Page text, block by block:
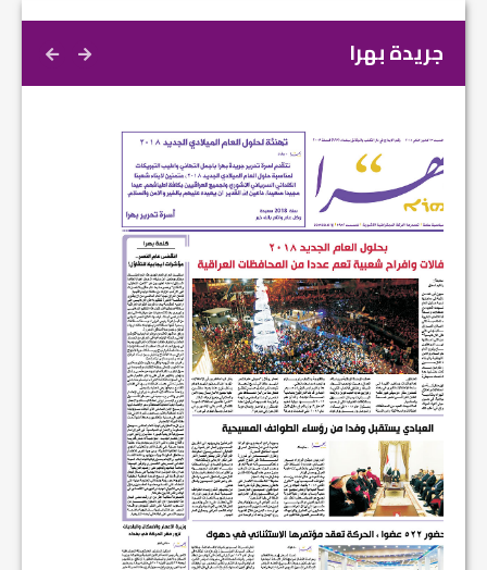
جريدة بهرا